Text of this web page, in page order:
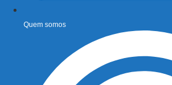
Quem somos